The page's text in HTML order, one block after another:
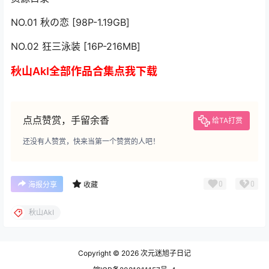
NO.01 秋の恋 [98P-1.19GB]
NO.02 狂三泳装 [16P-216MB]
秋山AkI全部作品合集点我下载
点点赞赏，手留余香 给TA打赏
还没有人赞赏，快来当第一个赞赏的人吧！
海报分享 收藏 0 0
秋山AkI
Copyright © 2026 次元迷旭子日记